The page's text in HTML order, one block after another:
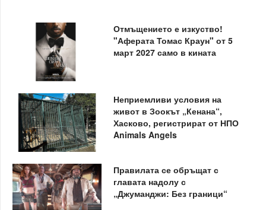
Отмъщението е изкуство!
"Аферата Томас Краун" от 5
март 2027 само в кината
Неприемливи условия на
живот в Зоокът „Кенана“,
Хасково, регистрират от НПО
Animals Angels
Правилата се обръщат с
главата надолу с
„Джуманджи: Без граници“